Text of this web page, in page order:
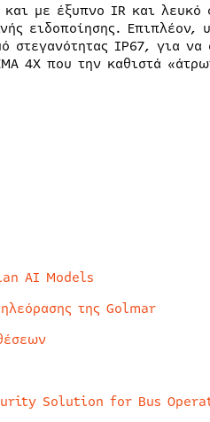
και με έξυπνο IR και
ειδοποίησης. Επιπλέον,
στεγανότητας IP67, για να
4X που την καθιστά
AI Models
της Golmar
Solution for Bus